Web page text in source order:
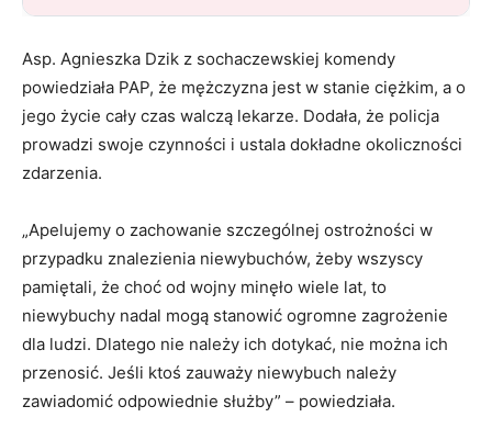
Asp. Agnieszka Dzik z sochaczewskiej komendy
powiedziała PAP, że mężczyzna jest w stanie ciężkim, a o
jego życie cały czas walczą lekarze. Dodała, że policja
prowadzi swoje czynności i ustala dokładne okoliczności
zdarzenia.
„Apelujemy o zachowanie szczególnej ostrożności w
przypadku znalezienia niewybuchów, żeby wszyscy
pamiętali, że choć od wojny minęło wiele lat, to
niewybuchy nadal mogą stanowić ogromne zagrożenie
dla ludzi. Dlatego nie należy ich dotykać, nie można ich
przenosić. Jeśli ktoś zauważy niewybuch należy
zawiadomić odpowiednie służby” – powiedziała.